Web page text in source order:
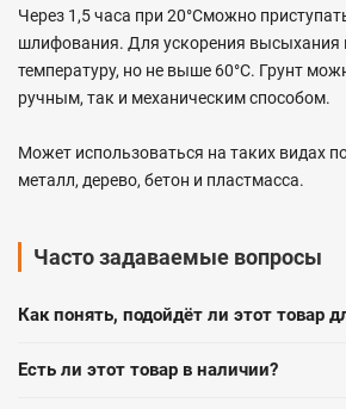
Через 1,5 часа при 20°Cможно
шлифования. Для ускорения
температуру, но не выше 60°C. Грунт
ручным, так и механическим способом.
Может использоваться на таких видах
металл, дерево, бетон и пластмасса.
Часто задаваемые вопросы
Как понять, подойдёт ли этот товар
Есть ли этот товар в наличии?